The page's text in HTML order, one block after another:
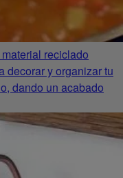
reciclado
decorar y organizar tu
dando un acabado